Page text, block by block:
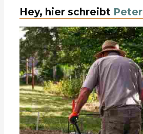
Hey, hier schreibt Peter